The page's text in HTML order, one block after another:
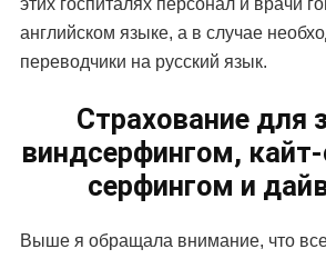
этих госпиталях персонал и врачи
английском языке, а в случае
переводчики на русский язык.
Страхование для
виндсерфингом,
серфингом и
Выше я обращала внимание, что